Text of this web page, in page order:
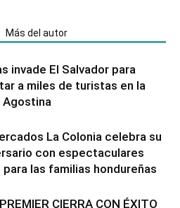
Más del autor
invade El Salvador para
a miles de turistas en la
Agostina
La Colonia celebra su
con espectaculares
las familias hondureñas
CIERRA CON ÉXITO